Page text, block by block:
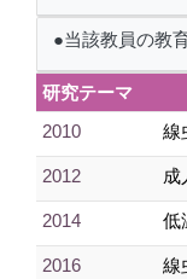
●当該教員の教
研究テーマ
2010
線
2012 成
2014 低
2016
線